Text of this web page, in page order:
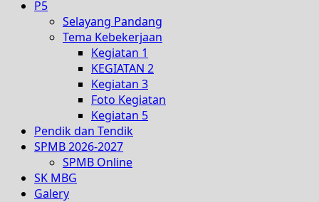
P5
Selayang Pandang
Tema Kebekerjaan
Kegiatan 1
KEGIATAN 2
Kegiatan 3
Foto Kegiatan
Kegiatan 5
Pendik dan Tendik
SPMB 2026-2027
SPMB Online
SK MBG
Galery